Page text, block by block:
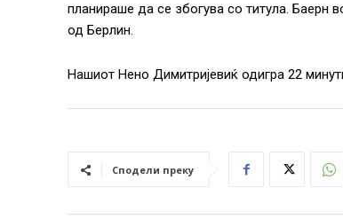
планираше да се збогува со титула. Баерн
од Берлин.
Нашиот Нено Димитријевиќ одигра 22
Сподели преку